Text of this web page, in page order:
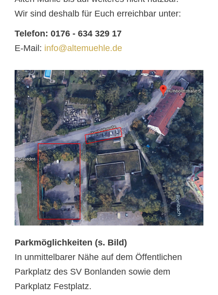
Wir sind deshalb für Euch erreichbar unter:
Telefon: 0176 - 634 329 17
E-Mail: info@altemuehle.de
Parkmöglichkeiten (s. Bild)
In unmittelbarer Nähe auf dem Öffentlichen
Parkplatz des SV Bonlanden sowie dem
Parkplatz Festplatz.